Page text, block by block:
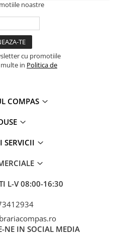
noastre
cu promotiile
in Politica de
COMPAS
SERVICII
L-V 08:00-16:30
NE IN SOCIAL MEDIA